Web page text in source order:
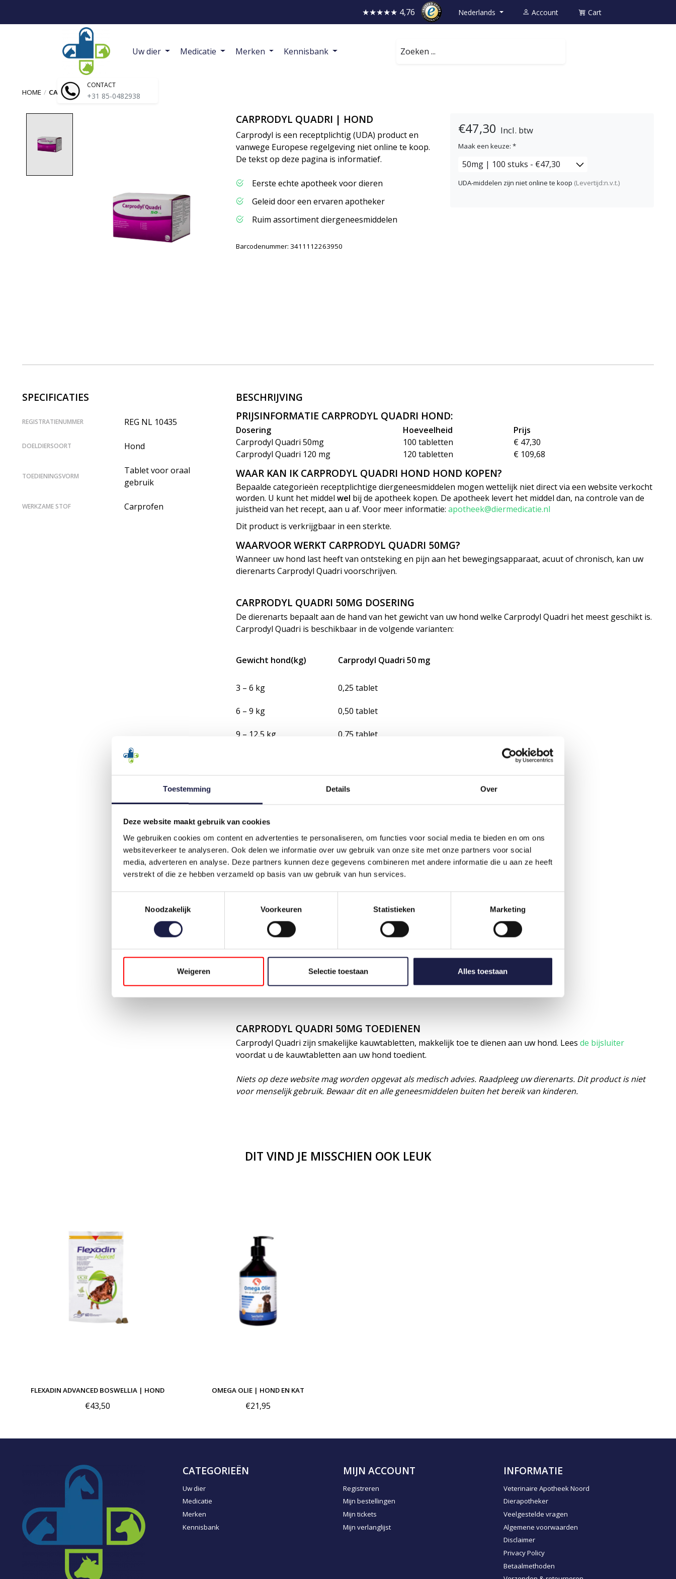
Toestemming Details Over
Deze website maakt gebruik van cookies
We gebruiken cookies om content en advertenties te personaliseren, om functies voor social media te bieden en om ons
websiteverkeer te analyseren. Ook delen we informatie over uw gebruik van onze site met onze partners voor social
media, adverteren en analyse. Deze partners kunnen deze gegevens combineren met andere informatie die u aan ze heeft
verstrekt of die ze hebben verzameld op basis van uw gebruik van hun services.
Noodzakelijk
Voorkeuren Statistieken Marketing
Weigeren Selectie toestaan Alles toestaan
★★★★★ 4,76 Nederlands Account Cart
Uw dier Medicatie Merken Kennisbank
CONTACT
+31 85-0482938
HOME / CARPRODYL QUADRI | HOND
CARPRODYL QUADRI | HOND
Barcodenummer: 3411112263950
Eerste echte apotheek voor dieren
Geleid door een ervaren apotheker
Ruim assortiment diergeneesmiddelen
Carprodyl is een receptplichtig (UDA) product en
vanwege Europese regelgeving niet online te koop.
De tekst op deze pagina is informatief.
€47,30 Incl. btw
Maak een keuze: *
UDA-middelen zijn niet online te koop (Levertijd:n.v.t.)
SPECIFICATIES
REGISTRATIENUMMER REG NL 10435
DOELDIERSOORT Hond
TOEDIENINGSVORM
Tablet voor oraal
gebruik
WERKZAME STOF Carprofen
BESCHRIJVING
PRIJSINFORMATIE CARPRODYL QUADRI HOND:
Dosering Hoeveelheid
Prijs
Carprodyl Quadri 50mg
100 tabletten
€ 47,30
Carprodyl Quadri 120 mg
120 tabletten € 109,68
WAAR KAN IK CARPRODYL QUADRI HOND HOND KOPEN?
Bepaalde categorieën receptplichtige diergeneesmiddelen mogen wettelijk niet direct via een website verkocht
worden. U kunt het middelwel bij de apotheek kopen. De apotheek levert het middel dan, na controle van de
juistheid van het recept, aan u af. Voor meer informatie:apotheek@diermedicatie.nl
Dit product is verkrijgbaar in een sterkte.
WAARVOOR WERKT CARPRODYL QUADRI 50MG?
Wanneer uw hond last heeft van ontsteking en pijn aan het bewegingsapparaat, acuut of chronisch, kan uw
dierenarts Carprodyl Quadri voorschrijven.
CARPRODYL QUADRI 50MG DOSERING
De dierenarts bepaalt aan de hand van het gewicht van uw hond welke Carprodyl Quadri het meest geschikt is.
Carprodyl Quadri is beschikbaar in de volgende varianten:
Gewicht hond(kg) Carprodyl Quadri 50 mg
3 – 6 kg 0,25 tablet
6 – 9 kg 0,50 tablet
9 – 12,5 kg 0,75 tablet
18,5 – 21,5 kg 1,5 tablet
21,5 – 25 kg
25 – 28 kg 2 tabletten
28 – 31 kg 2,25 tabletten
34 - 37 kg 2,75 tabletten
43 - 45 kg 3,5 tabletten
CARPRODYL QUADRI 50MG TOEDIENEN
Carprodyl Quadri zijn smakelijke kauwtabletten, makkelijk toe te dienen aan uw hond. Leesde bijsluiter
voordat u de kauwtabletten aan uw hond toedient.
Niets op deze website mag worden opgevat als medisch advies. Raadpleeg uw dierenarts. Dit product is niet
voor menselijk gebruik. Bewaar dit en alle geneesmiddelen buiten het bereik van kinderen.
DIT VIND JE MISSCHIEN OOK LEUK
FLEXADIN ADVANCED BOSWELLIA | HOND
€43,50
OMEGA OLIE | HOND EN KAT
€21,95
CATEGORIEËN
Uw dier
Medicatie
Merken
Kennisbank
MIJN ACCOUNT
Registreren
Mijn bestellingen
Mijn tickets
Mijn verlanglijst
INFORMATIE
Veterinaire Apotheek Noord
Dierapotheker
Veelgestelde vragen
Algemene voorwaarden
Disclaimer
Privacy Policy
Betaalmethoden